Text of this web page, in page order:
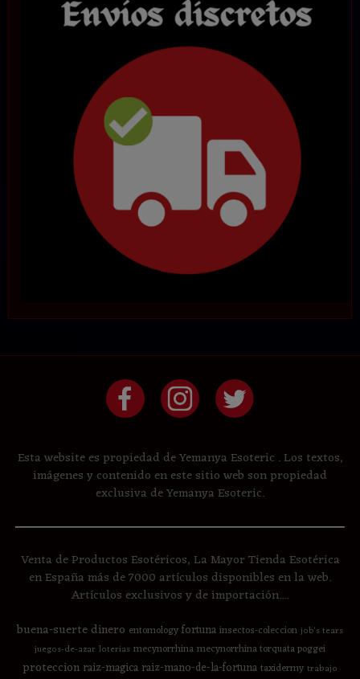
Esta website es propiedad de Yemanya Esoteric . Los textos,
imágenes y contenido en este sitio web son propiedad
exclusiva de Yemanya Esoteric.
Venta de Productos Esotéricos, La Mayor Tienda Esotérica
en España más de 7000 artículos disponibles en la web.
Artículos exclusivos y de importación....
buena-suertedinero entomologyfortunainsectos-coleccion job's tears
juegos-de-azar loterias mecynorrhinamecynorrhina torquata poggei
proteccion raiz-magica raiz-mano-de-la-fortunataxidermy trabajo